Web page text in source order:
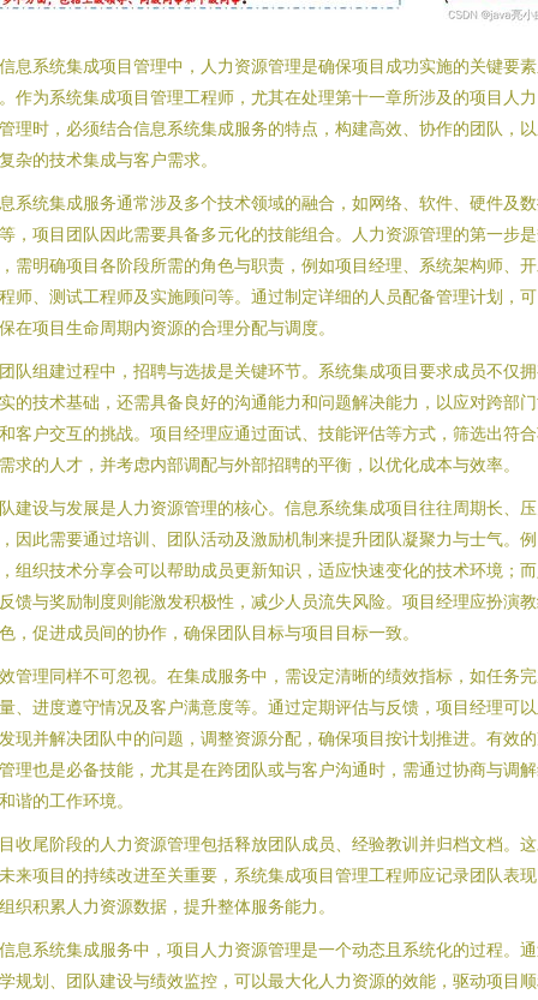
息系统集成项目管理中，人力资源管理是确保项目成功实施的关键要
作为系统集成项目管理工程师，尤其在处理第十一章所涉及的项目人
理时，必须结合信息系统集成服务的特点，构建高效、协作的团队，
杂的技术集成与客户需求。
系统集成服务通常涉及多个技术领域的融合，如网络、软件、硬件及
，项目团队因此需要具备多元化的技能组合。人力资源管理的第一步
需明确项目各阶段所需的角色与职责，例如项目经理、系统架构师、
师、测试工程师及实施顾问等。通过制定详细的人员配备管理计划，
在项目生命周期内资源的合理分配与调度。
队组建过程中，招聘与选拔是关键环节。系统集成项目要求成员不仅
的技术基础，还需具备良好的沟通能力和问题解决能力，以应对跨部
客户交互的挑战。项目经理应通过面试、技能评估等方式，筛选出符
求的人才，并考虑内部调配与外部招聘的平衡，以优化成本与效率。
建设与发展是人力资源管理的核心。信息系统集成项目往往周期长、
因此需要通过培训、团队活动及激励机制来提升团队凝聚力与士气。例
组织技术分享会可以帮助成员更新知识，适应快速变化的技术环境；
馈与奖励制度则能激发积极性，减少人员流失风险。项目经理应扮演
，促进成员间的协作，确保团队目标与项目目标一致。
管理同样不可忽视。在集成服务中，需设定清晰的绩效指标，如任务
、进度遵守情况及客户满意度等。通过定期评估与反馈，项目经理可
现并解决团队中的问题，调整资源分配，确保项目按计划推进。有效
理也是必备技能，尤其是在跨团队或与客户沟通时，需通过协商与调
谐的工作环境。
收尾阶段的人力资源管理包括释放团队成员、经验教训并归档文档。
来项目的持续改进至关重要，系统集成项目管理工程师应记录团队表
织积累人力资源数据，提升整体服务能力。
息系统集成服务中，项目人力资源管理是一个动态且系统化的过程。
规划、团队建设与绩效监控，可以最大化人力资源的效能，驱动项目